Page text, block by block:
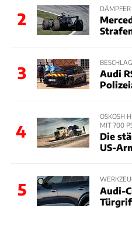
2
3
Audi
4
OSKOSH
MIT 700
Die
US-
5
Audi-